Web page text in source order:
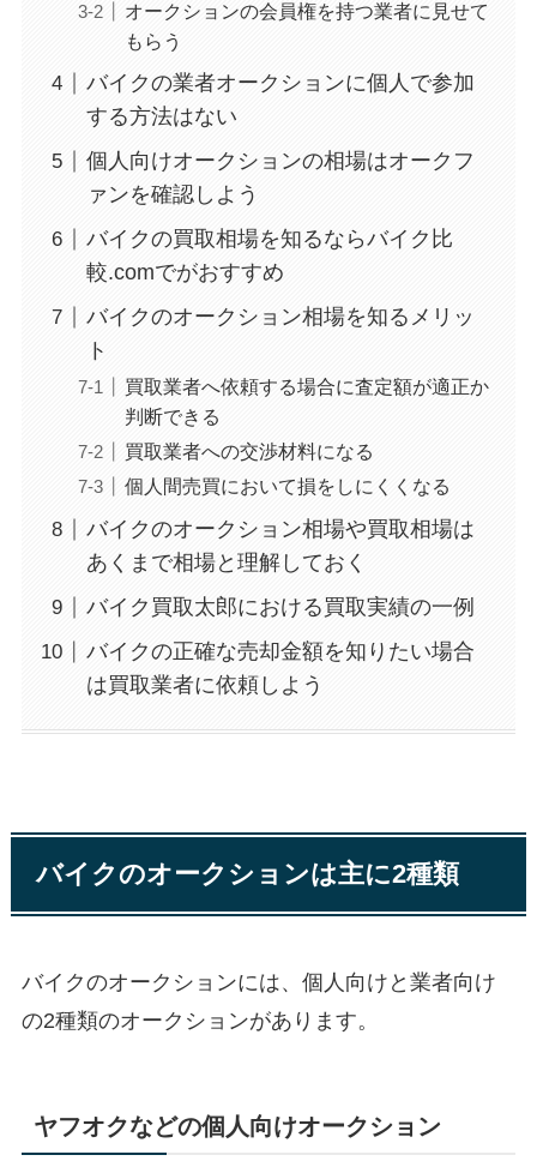
オークションの会員権を持つ業者に見せて
もらう
バイクの業者オークションに個人で参加
する方法はない
個人向けオークションの相場はオークフ
ァンを確認しよう
バイクの買取相場を知るならバイク比
較.comでがおすすめ
バイクのオークション相場を知るメリッ
ト
買取業者へ依頼する場合に査定額が適正か
判断できる
買取業者への交渉材料になる
個人間売買において損をしにくくなる
バイクのオークション相場や買取相場は
あくまで相場と理解しておく
バイク買取太郎における買取実績の一例
バイクの正確な売却金額を知りたい場合
は買取業者に依頼しよう
バイクのオークションは主に2種類
バイクのオークションには、個人向けと業者向け
の2種類のオークションがあります。
ヤフオクなどの個人向けオークション